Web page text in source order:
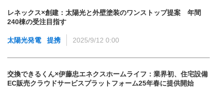
レネックス×創建：太陽光と外壁塗装のワンストップ提案 年間
240棟の受注目指す
太陽光発電 提携 2025/9/12 0:00
交換できるくん×伊藤忠エネクスホームライフ：業界初、住宅設備
EC販売クラウドサービスプラットフォーム25年春に提供開始